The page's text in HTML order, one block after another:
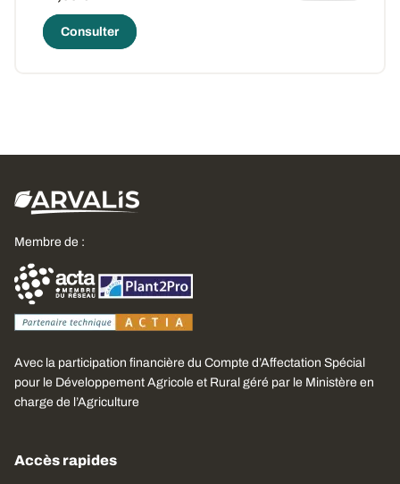
Consulter
Membre de :
Avec la participation financière du Compte d’Affectation Spécial
pour le Développement Agricole et Rural géré par le Ministère en
charge de l’Agriculture
Accès rapides